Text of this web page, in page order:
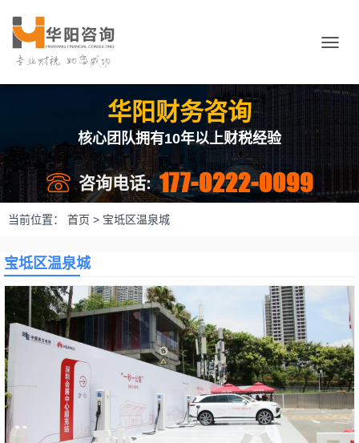
导
华阳财务咨询
核心团队拥有10年以上财税经验
咨询电话: 177-0222-0099
当前位置： 首页 > 宝坻区温泉城
宝坻区温泉城